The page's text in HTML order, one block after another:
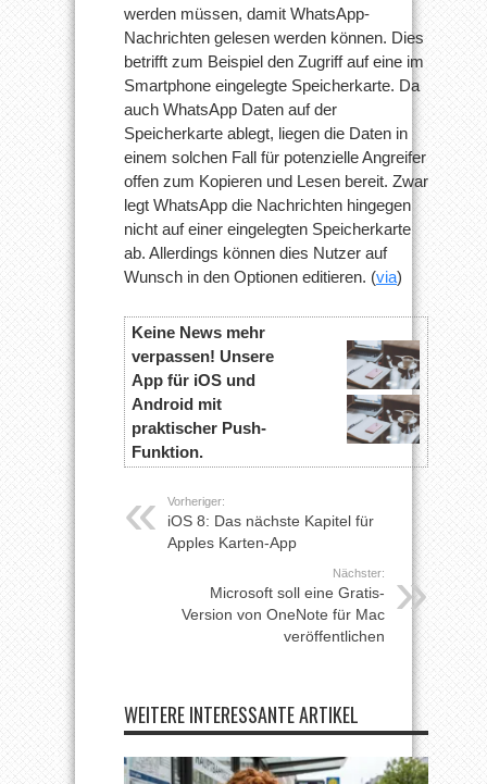
werden müssen, damit WhatsApp-
Nachrichten gelesen werden können. Dies
betrifft zum Beispiel den Zugriff auf eine im
Smartphone eingelegte Speicherkarte. Da
auch WhatsApp Daten auf der
Speicherkarte ablegt, liegen die Daten in
einem solchen Fall für potenzielle Angreifer
offen zum Kopieren und Lesen bereit. Zwar
legt WhatsApp die Nachrichten hingegen
nicht auf einer eingelegten Speicherkarte
ab. Allerdings können dies Nutzer auf
Wunsch in den Optionen editieren. (via)
Keine News mehr
verpassen! Unsere
App für iOS und
Android mit
praktischer Push-
Funktion.
Vorheriger:
iOS 8: Das nächste Kapitel für
Apples Karten-App
Nächster:
Microsoft soll eine Gratis-
Version von OneNote für Mac
veröffentlichen
WEITERE INTERESSANTE ARTIKEL